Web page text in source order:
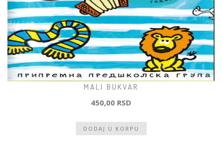
MALI BUKVAR
450,00 RSD